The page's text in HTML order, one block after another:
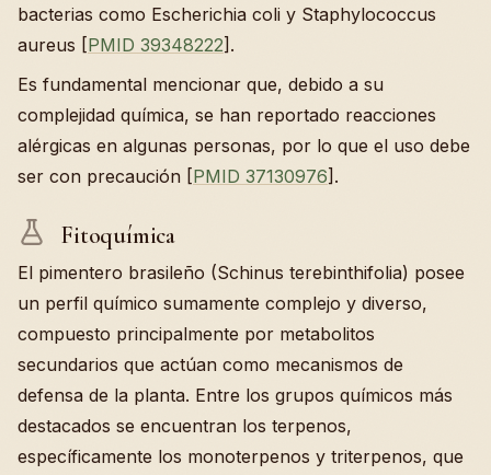
bacterias como Escherichia coli y Staphylococcus
aureus [PMID 39348222].
Es fundamental mencionar que, debido a su
complejidad química, se han reportado reacciones
alérgicas en algunas personas, por lo que el uso debe
ser con precaución [PMID 37130976].
Fitoquímica
El pimentero brasileño (Schinus terebinthifolia) posee
un perfil químico sumamente complejo y diverso,
compuesto principalmente por metabolitos
secundarios que actúan como mecanismos de
defensa de la planta. Entre los grupos químicos más
destacados se encuentran los terpenos,
específicamente los monoterpenos y triterpenos, que